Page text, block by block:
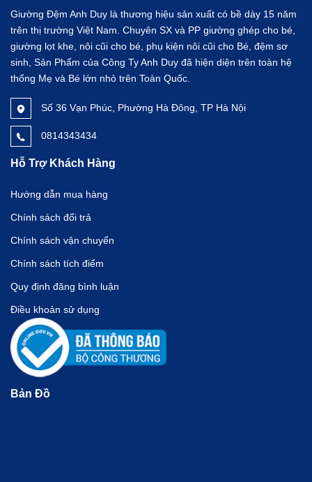
Giường Đệm Anh Duy là thương hiệu sản xuất có bề dày 15 năm
trên thị trường Việt Nam. Chuyên SX và PP giường ghép cho bé,
giường lọt khe, nôi cũi cho bé, phụ kiện nôi cũi cho Bé, đệm sơ
sinh, Sản Phẩm của Công Ty Anh Duy đã hiện diện trên toàn hệ
thống Mẹ và Bé lớn nhỏ trên Toàn Quốc.
Số 36 Vạn Phúc, Phường Hà Đông, TP Hà Nội
0814343434
Hỗ Trợ Khách Hàng
Hướng dẫn mua hàng
Chính sách đổi trả
Chính sách vận chuyển
Chính sách tích điểm
Quy định đăng bình luận
Điều khoản sử dụng
Bản Đồ